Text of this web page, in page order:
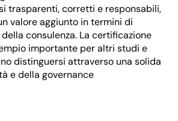
trasparenti, corretti e responsabili,
valore aggiunto in termini di
consulenza. La certificazione
importante per altri studi e
distinguersi attraverso una solida
e della governance